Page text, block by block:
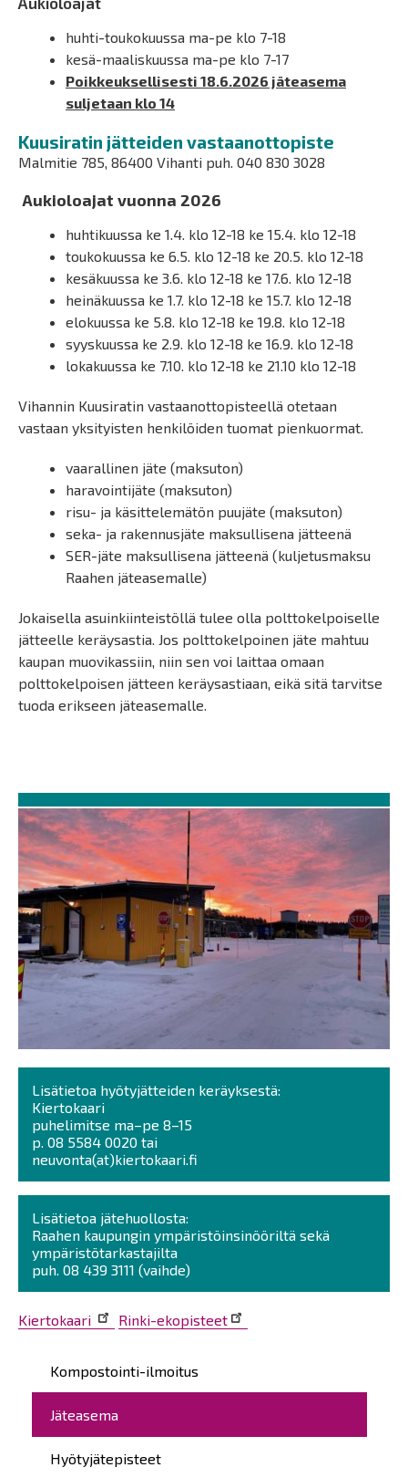
Päävalikko
Kompostointi-ilmoitus
Jäteasema
Hyötyjätepisteet
huhti-toukokuussa ma-pe klo 7-18
kesä-maaliskuussa ma-pe klo 7-17
Poikkeuksellisesti 18.6.2026 jäteasema
suljetaan klo 14
Kuusiratin jätteiden vastaanottopiste
Malmitie 785, 86400 Vihanti puh. 040 830 3028
Aukioloajat vuonna 2026
huhtikuussa ke 1.4. klo 12-18 ke 15.4. klo 12-18
toukokuussa ke 6.5. klo 12-18 ke 20.5. klo 12-18
kesäkuussa ke 3.6. klo 12-18 ke 17.6. klo 12-18
heinäkuussa ke 1.7. klo 12-18 ke 15.7. klo 12-18
elokuussa ke 5.8. klo 12-18 ke 19.8. klo 12-18
syyskuussa ke 2.9. klo 12-18 ke 16.9. klo 12-18
lokakuussa ke 7.10. klo 12-18 ke 21.10 klo 12-18
Vihannin Kuusiratin vastaanottopisteellä otetaan
vastaan yksityisten henkilöiden tuomat pienkuormat.
vaarallinen jäte (maksuton)
haravointijäte (maksuton)
risu- ja käsittelemätön puujäte (maksuton)
seka- ja rakennusjäte maksullisena jätteenä
SER-jäte maksullisena jätteenä (kuljetusmaksu
Raahen jäteasemalle)
Jokaisella asuinkiinteistöllä tulee olla polttokelpoiselle
jätteelle keräysastia. Jos polttokelpoinen jäte mahtuu
kaupan muovikassiin, niin sen voi laittaa omaan
polttokelpoisen jätteen keräysastiaan, eikä sitä tarvitse
tuoda erikseen jäteasemalle.
Lisätietoa hyötyjätteiden keräyksestä:
Kiertokaari
puhelimitse ma–pe 8–15
p. 08 5584 0020 tai
neuvonta(at)kiertokaari.fi
Lisätietoa jätehuollosta:
Raahen kaupungin ympäristöinsinööriltä sekä
ympäristötarkastajilta
puh. 08 439 3111 (vaihde)
Kiertokaari Rinki-ekopisteet